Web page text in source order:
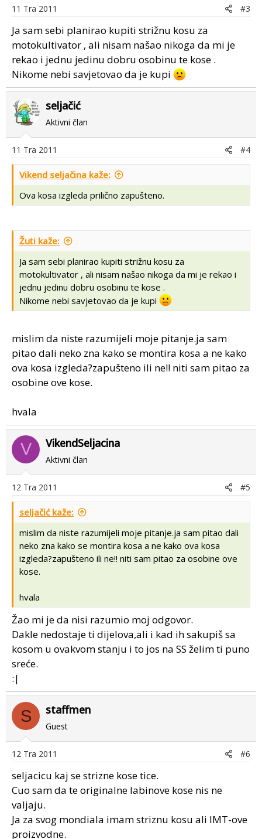
11 Tra 2011 #3
Ja sam sebi planirao kupiti strižnu kosu za
motokultivator , ali nisam našao nikoga da mi je
rekao i jednu jedinu dobru osobinu te kose .
Nikome nebi savjetovao da je kupi
seljačić
Aktivni član
11 Tra 2011 #4
Vikend seljačina kaže:
Ova kosa izgleda prilično zapušteno.
Žuti kaže:
Ja sam sebi planirao kupiti strižnu kosu za
motokultivator , ali nisam našao nikoga da mi je rekao i
jednu jedinu dobru osobinu te kose .
Nikome nebi savjetovao da je kupi
mislim da niste razumijeli moje pitanje.ja sam
pitao dali neko zna kako se montira kosa a ne kako
ova kosa izgleda?zapušteno ili ne!! niti sam pitao za
osobine ove kose.
hvala
V VikendSeljacina
Aktivni član
12 Tra 2011 #5
seljačić kaže:
mislim da niste razumijeli moje pitanje.ja sam pitao dali
neko zna kako se montira kosa a ne kako ova kosa
izgleda?zapušteno ili ne!! niti sam pitao za osobine ove
kose.
hvala
Žao mi je da nisi razumio moj odgovor.
Dakle nedostaje ti dijelova,ali i kad ih sakupiš sa
kosom u ovakvom stanju i to jos na SS želim ti puno
sreće.
:|
S staffmen
Guest
12 Tra 2011 #6
seljacicu kaj se strizne kose tice.
Cuo sam da te originalne labinove kose nis ne
valjaju.
Ja za svog mondiala imam striznu kosu ali IMT-ove
proizvodne.